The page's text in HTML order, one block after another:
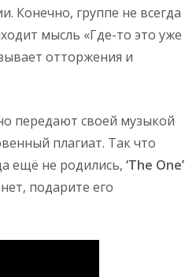
Конечно, группе не всегда
мысль «Где-то это уже
отторжения и
передают своей музыкой
плагиат. Так что
ещё не родились, ‘The One’
подарите его